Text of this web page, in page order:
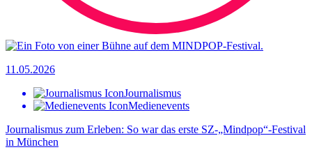
11.05.2026
Journalismus
Medienevents
Journalismus zum Erleben: So war das erste SZ-„Mindpop“-Festival
in München